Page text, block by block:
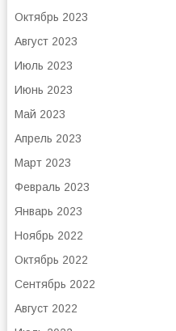
Октябрь 2023
Август 2023
Июль 2023
Июнь 2023
Май 2023
Апрель 2023
Март 2023
Февраль 2023
Январь 2023
Ноябрь 2022
Октябрь 2022
Сентябрь 2022
Август 2022